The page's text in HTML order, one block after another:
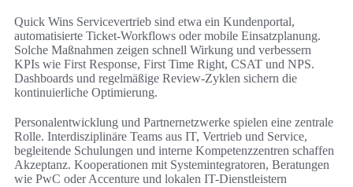
Quick Wins Servicevertrieb sind etwa ein Kundenportal,
automatisierte Ticket-Workflows oder mobile Einsatzplanung.
Solche Maßnahmen zeigen schnell Wirkung und verbessern
KPIs wie First Response, First Time Right, CSAT und NPS.
Dashboards und regelmäßige Review-Zyklen sichern die
kontinuierliche Optimierung.
Personalentwicklung und Partnernetzwerke spielen eine zentrale
Rolle. Interdisziplinäre Teams aus IT, Vertrieb und Service,
begleitende Schulungen und interne Kompetenzzentren schaffen
Akzeptanz. Kooperationen mit Systemintegratoren, Beratungen
wie PwC oder Accenture und lokalen IT-Dienstleistern